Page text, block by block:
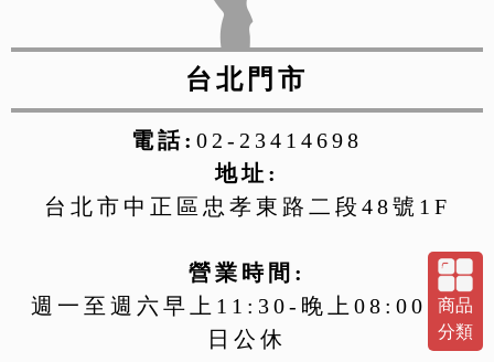
台北門市
電話: 02-23414698
地址:
台北市中正區忠孝東路二段48號1F
營業時間:
週一至週六早上11:30-晚上08:00 週
日公休
商品
分類